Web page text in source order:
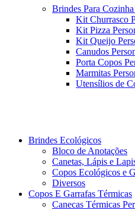
Brindes Para Cozinha
Kit Churrasco
Kit Pizza
Kit Queijo
Canudos
Porta Copos
Marmitas
Utensílios de
Brindes Ecológicos
Bloco de Anotações
Canetas, Lápis e
Copos Ecológicos e
Diversos
Copos E Garrafas Térmicas
Canecas Térmicas